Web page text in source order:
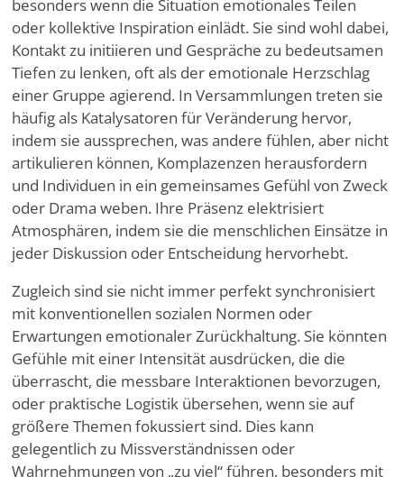
besonders wenn die Situation emotionales Teilen
oder kollektive Inspiration einlädt. Sie sind wohl dabei,
Kontakt zu initiieren und Gespräche zu bedeutsamen
Tiefen zu lenken, oft als der emotionale Herzschlag
einer Gruppe agierend. In Versammlungen treten sie
häufig als Katalysatoren für Veränderung hervor,
indem sie aussprechen, was andere fühlen, aber nicht
artikulieren können, Komplazenzen herausfordern
und Individuen in ein gemeinsames Gefühl von Zweck
oder Drama weben. Ihre Präsenz elektrisiert
Atmosphären, indem sie die menschlichen Einsätze in
jeder Diskussion oder Entscheidung hervorhebt.
Zugleich sind sie nicht immer perfekt synchronisiert
mit konventionellen sozialen Normen oder
Erwartungen emotionaler Zurückhaltung. Sie könnten
Gefühle mit einer Intensität ausdrücken, die die
überrascht, die messbare Interaktionen bevorzugen,
oder praktische Logistik übersehen, wenn sie auf
größere Themen fokussiert sind. Dies kann
gelegentlich zu Missverständnissen oder
Wahrnehmungen von „zu viel“ führen, besonders mit